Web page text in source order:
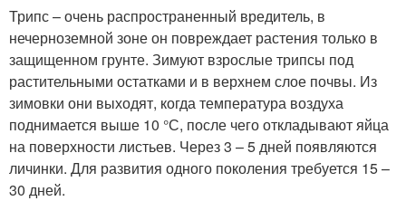
Трипс – очень распространенный вредитель, в
нечерноземной зоне он повреждает растения только в
защищенном грунте. Зимуют взрослые трипсы под
растительными остатками и в верхнем слое почвы. Из
зимовки они выходят, когда температура воздуха
поднимается выше 10 °С, после чего откладывают яйца
на поверхности листьев. Через 3 – 5 дней появляются
личинки. Для развития одного поколения требуется 15 –
30 дней.